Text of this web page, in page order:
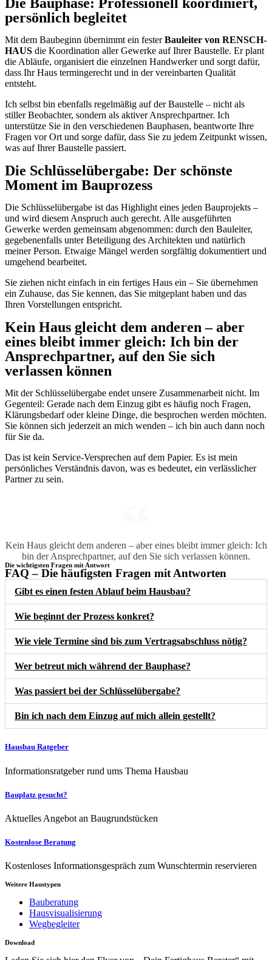
Die Bauphase: Professionell koordiniert,
persönlich begleitet
Mit dem Baubeginn übernimmt ein festerBauleiter von RENSCH-
HAUS die Koordination aller Gewerke auf Ihrer Baustelle. Er plant
die Abläufe, organisiert die einzelnen Handwerker und sorgt dafür,
dass Ihr Haus termingerecht und in der vereinbarten Qualität
entsteht.
Ich selbst bin ebenfalls regelmäßig auf der Baustelle – nicht als
stiller Beobachter, sondern als aktiver Ansprechpartner. Ich
unterstütze Sie in den verschiedenen Bauphasen, beantworte Ihre
Fragen vor Ort und sorge dafür, dass Sie zu jedem Zeitpunkt wissen,
was auf Ihrer Baustelle passiert.
Die Schlüsselübergabe: Der schönste
Moment im Bauprozess
Die Schlüsselübergabe ist das Highlight eines jeden Bauprojekts –
und wird diesem Anspruch auch gerecht. Alle ausgeführten
Gewerke werden gemeinsam abgenommen: durch den Bauleiter,
gegebenenfalls unter Beteiligung des Architekten und natürlich
meiner Person. Etwaige Mängel werden sorgfältig dokumentiert und
umgehend bearbeitet.
Sie ziehen nicht einfach in ein fertiges Haus ein – Sie übernehmen
ein Zuhause, das Sie kennen, das Sie mitgeplant haben und das
Ihren Vorstellungen entspricht.
Kein Haus gleicht dem anderen – aber
eines bleibt immer gleich: Ich bin der
Ansprechpartner, auf den Sie sich
verlassen können
Mit der Schlüsselübergabe endet unsere Zusammenarbeit nicht. Im
Gegenteil: Gerade nach dem Einzug gibt es häufig noch Fragen,
Klärungsbedarf oder kleine Dinge, die besprochen werden möchten.
Sie können sich jederzeit an mich wenden – ich bin auch dann noch
für Sie da.
Das ist kein Service-Versprechen auf dem Papier. Es ist mein
persönliches Verständnis davon, was es bedeutet, ein verlässlicher
Partner zu sein.
Kein Haus gleicht dem anderen – aber eines bleibt immer gleich: Ich
bin der Ansprechpartner, auf den Sie sich verlassen können.
Die wichtigsten Fragen mit Antwort
FAQ – Die häufigsten Fragen mit Antworten
Gibt es einen festen Ablauf beim Hausbau?
Wie beginnt der Prozess konkret?
Wie viele Termine sind bis zum Vertragsabschluss nötig?
Wer betreut mich während der Bauphase?
Was passiert bei der Schlüsselübergabe?
Bin ich nach dem Einzug auf mich allein gestellt?
Hausbau Ratgeber
Informationsratgeber rund ums Thema Hausbau
Bauplatz gesucht?
Aktuelles Angebot an Baugrundstücken
Kostenlose Beratung
Kostenloses Informationsgespräch zum Wunschtermin reservieren
Weitere Haustypen
Bauberatung
Hausvisualisierung
Wegbegleiter
Download